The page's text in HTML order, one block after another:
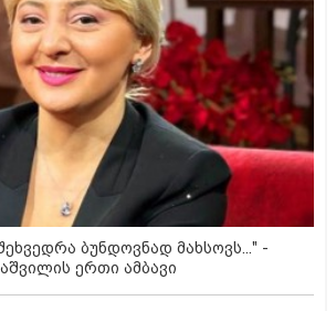
ბუნდოვნად მახსოვს..." -
ერთი ამბავი